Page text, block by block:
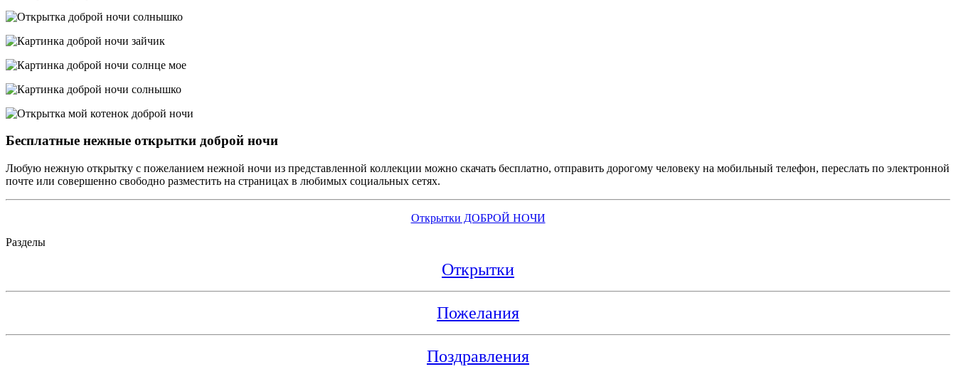
Бесплатные нежные открытки доброй ночи
Любую нежную открытку с пожеланием нежной ночи из представленной коллекции можно скачать бесплатно, отправить дорогому человеку на мобильный телефон, переслать по электронной
почте или совершенно свободно разместить на страницах в любимых социальных сетях.
Открытки ДОБРОЙ НОЧИ
Разделы
Открытки
Пожелания
Поздравления